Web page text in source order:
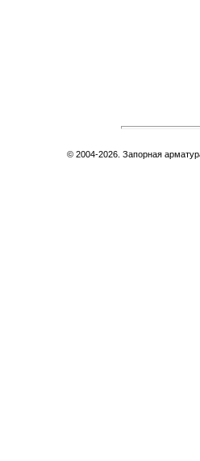
© 2004-2026. Запорная